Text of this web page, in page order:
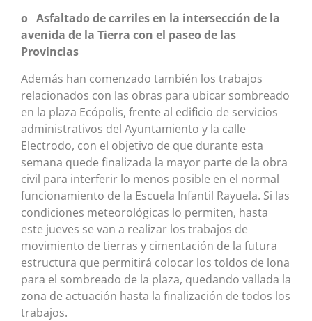
o Asfaltado de carriles en la intersección de la
avenida de la Tierra con el paseo de las
Provincias
Además han comenzado también los trabajos
relacionados con las obras para ubicar sombreado
en la plaza Ecópolis, frente al edificio de servicios
administrativos del Ayuntamiento y la calle
Electrodo, con el objetivo de que durante esta
semana quede finalizada la mayor parte de la obra
civil para interferir lo menos posible en el normal
funcionamiento de la Escuela Infantil Rayuela. Si las
condiciones meteorológicas lo permiten, hasta
este jueves se van a realizar los trabajos de
movimiento de tierras y cimentación de la futura
estructura que permitirá colocar los toldos de lona
para el sombreado de la plaza, quedando vallada la
zona de actuación hasta la finalización de todos los
trabajos.